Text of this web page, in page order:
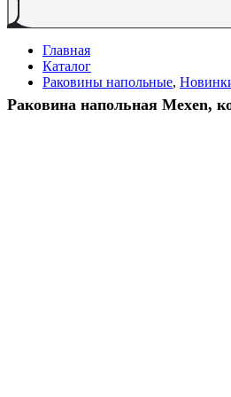
Главная
Каталог
Раковины напольные,
Раковина напольная Mexen,